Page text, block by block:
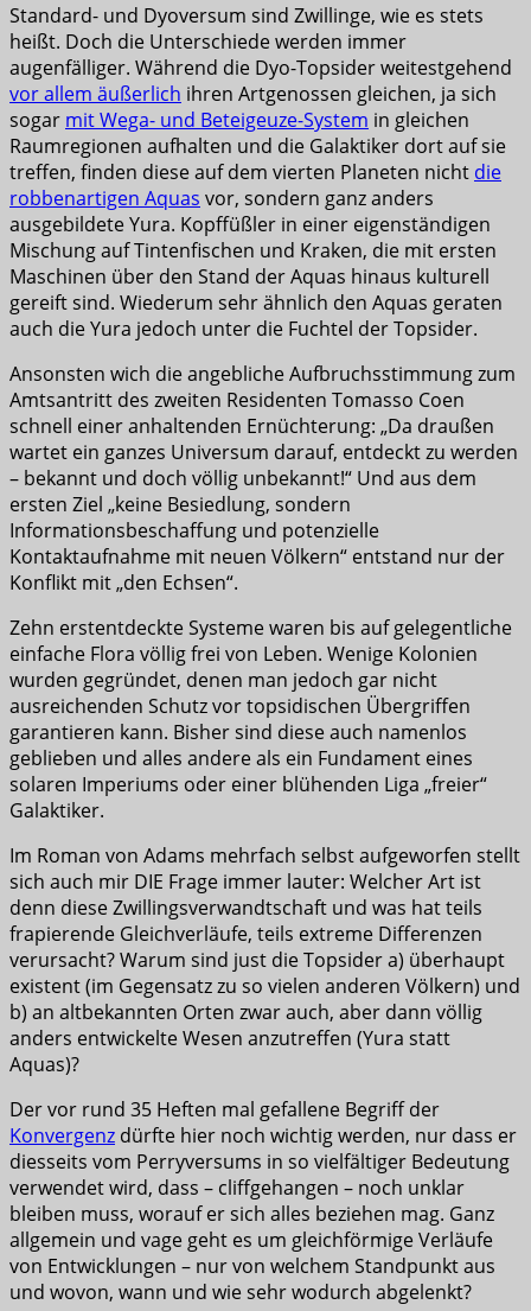
Standard- und Dyoversum sind Zwillinge, wie es stets
heißt. Doch die Unterschiede werden immer
augenfälliger. Während die Dyo-Topsider weitestgehend
vor allem äußerlich ihren Artgenossen gleichen, ja sich
sogar mit Wega- und Beteigeuze-System in gleichen
Raumregionen aufhalten und die Galaktiker dort auf sie
treffen, finden diese auf dem vierten Planeten nicht die
robbenartigen Aquas vor, sondern ganz anders
ausgebildete Yura. Kopffüßler in einer eigenständigen
Mischung auf Tintenfischen und Kraken, die mit ersten
Maschinen über den Stand der Aquas hinaus kulturell
gereift sind. Wiederum sehr ähnlich den Aquas geraten
auch die Yura jedoch unter die Fuchtel der Topsider.
Ansonsten wich die angebliche Aufbruchsstimmung zum
Amtsantritt des zweiten Residenten Tomasso Coen
schnell einer anhaltenden Ernüchterung: „Da draußen
wartet ein ganzes Universum darauf, entdeckt zu werden
– bekannt und doch völlig unbekannt!“ Und aus dem
ersten Ziel „keine Besiedlung, sondern
Informationsbeschaffung und potenzielle
Kontaktaufnahme mit neuen Völkern“ entstand nur der
Konflikt mit „den Echsen“.
Zehn erstentdeckte Systeme waren bis auf gelegentliche
einfache Flora völlig frei von Leben. Wenige Kolonien
wurden gegründet, denen man jedoch gar nicht
ausreichenden Schutz vor topsidischen Übergriffen
garantieren kann. Bisher sind diese auch namenlos
geblieben und alles andere als ein Fundament eines
solaren Imperiums oder einer blühenden Liga „freier“
Galaktiker.
Im Roman von Adams mehrfach selbst aufgeworfen stellt
sich auch mir DIE Frage immer lauter: Welcher Art ist
denn diese Zwillingsverwandtschaft und was hat teils
frapierende Gleichverläufe, teils extreme Differenzen
verursacht? Warum sind just die Topsider a) überhaupt
existent (im Gegensatz zu so vielen anderen Völkern) und
b) an altbekannten Orten zwar auch, aber dann völlig
anders entwickelte Wesen anzutreffen (Yura statt
Aquas)?
Der vor rund 35 Heften mal gefallene Begriff der
Konvergenz dürfte hier noch wichtig werden, nur dass er
diesseits vom Perryversums in so vielfältiger Bedeutung
verwendet wird, dass – cliffgehangen – noch unklar
bleiben muss, worauf er sich alles beziehen mag. Ganz
allgemein und vage geht es um gleichförmige Verläufe
von Entwicklungen – nur von welchem Standpunkt aus
und wovon, wann und wie sehr wodurch abgelenkt?